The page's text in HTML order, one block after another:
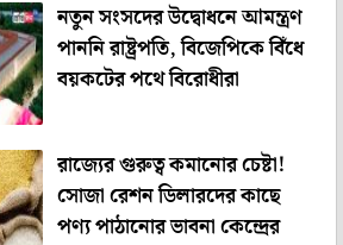
নতুন সংসদের উদ্বোধনে আমন্ত্রণ
পাননি রাষ্ট্রপতি, বিজেপিকে বিঁধে
বয়কটের পথে বিরোধীরা
রাজ্যের গুরুত্ব কমানোর চেষ্টা!
সোজা রেশন ডিলারদের কাছে
পণ্য পাঠানোর ভাবনা কেন্দ্রের